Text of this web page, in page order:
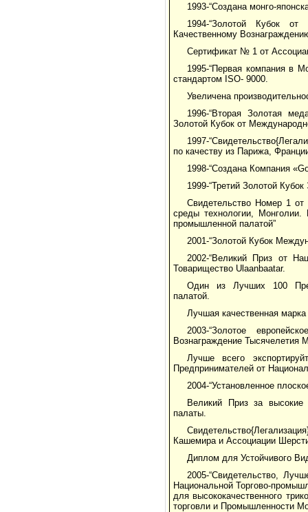
1993-“Создана монго-
1994-“Золотой Кубок от
Качественному
Сертификат № 1 от
1995-“Первая компания в
стандартом ISO- 9000.
Увеличена
1996-“Вторая Золотая
Золотой Кубок от
1997-
по качеству из Парижа,
1998-“Создана Компания
1999-“Третий Золотой
Свидетельство Номер 1
среды технологии, Монголии.
промышленной палатой”
2001-“Золотой Кубок
2002-“Великий Приз от
Товарищество Ulaanbaatar.
Один из Лучших 100
палатой.
Лучшая качественная
2003-“Золотое
Вознаграждение Тысячелетия
Лучше всего
Предпринимателей от
2004-“Установленное
Великий Приз за высокие
палаты.
Кашемира и Ассоциации
Диплом для Устойчивого
2005-“Свидетельство,
Национальной Торгово-
для высококачественного
торговли и Промышленности